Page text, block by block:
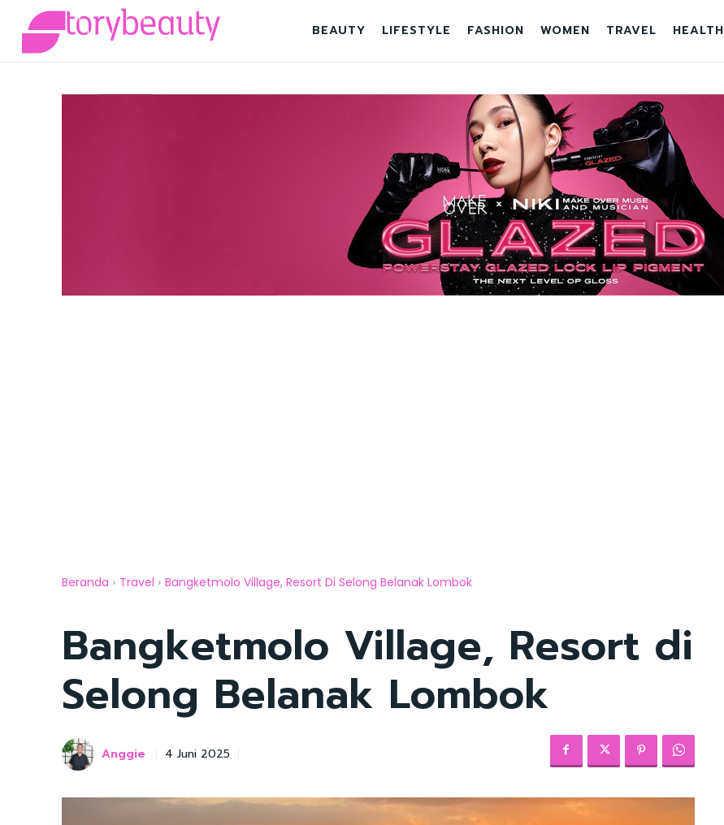
BEAUTY LIFESTYLE FASHION WOMEN TRAVEL HEALTH
Beranda Travel Bangketmolo Village, Resort Di Selong Belanak Lombok
Bangketmolo Village, Resort di
Selong Belanak Lombok
Anggie 4 Juni 2025